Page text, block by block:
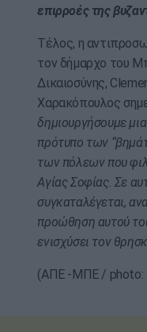
επιρροές της
Τέλος, η
τον δήμαρχο του
Δικαιοσύνης,
Χαρακόπουλος
δημιουργήσουμε
πρότυπο των
των πόλεων που
Αγίας Σοφίας. Σε
συγκαταλέγεται,
προώθηση αυτού
ενισχύσει τον
(ΑΠΕ -ΜΠΕ / photo: